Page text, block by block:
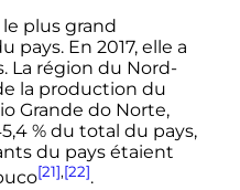
plus grand
pays. En 2017, elle a
La région du Nord-
la production du
Grande do Norte,
% du total du pays,
du pays étaient
[21],[22].